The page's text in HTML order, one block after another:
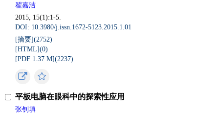
翟嘉洁
2015, 15(1):1-5.
DOI: 10.3980/j.issn.1672-5123.2015.1.01
[摘要](2752)
[HTML](0)
[PDF 1.37 M](2237)
平板电脑在眼科中的探索性应用
张钊填